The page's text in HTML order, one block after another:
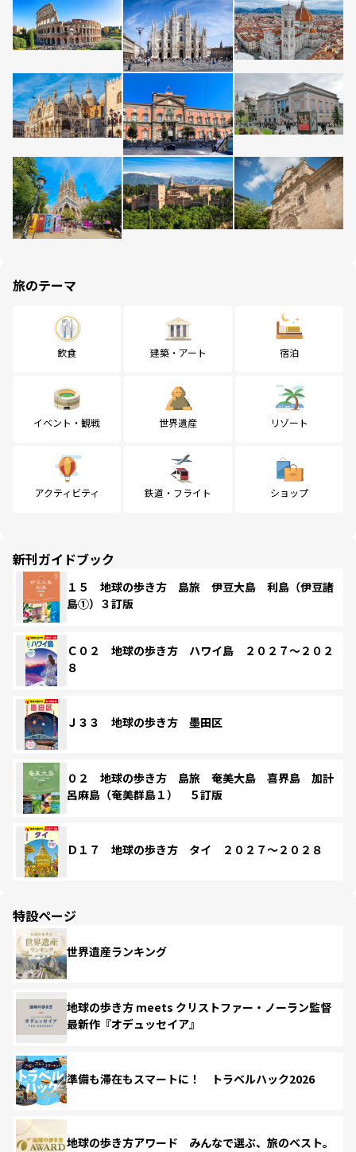
旅のテーマ
飲食 建築・アート 宿泊
イベント・観戦 世界遺産 リゾート
アクティビティ 鉄道・フライト ショップ
新刊ガイドブック
１５ 地球の歩き方 島旅 伊豆大島 利島（伊豆諸
島①）３訂版
Ｃ０２ 地球の歩き方 ハワイ島 ２０２７～２０２
８
Ｊ３３ 地球の歩き方 墨田区
０２ 地球の歩き方 島旅 奄美大島 喜界島 加計
呂麻島（奄美群島１） ５訂版
Ｄ１７ 地球の歩き方 タイ ２０２７～２０２８
特設ページ
世界遺産ランキング
地球の歩き方 meets クリストファー・ノーラン監督
最新作『オデュッセイア』
準備も滞在もスマートに！ トラベルハック2026
地球の歩き方アワード みんなで選ぶ、旅のベスト。